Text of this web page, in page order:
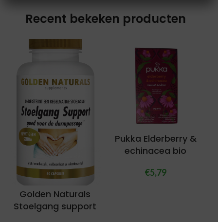
Recent bekeken producten
Golden Naturals
Stoelgang support
Pukka Elderberry &
echinacea bio
€5,79